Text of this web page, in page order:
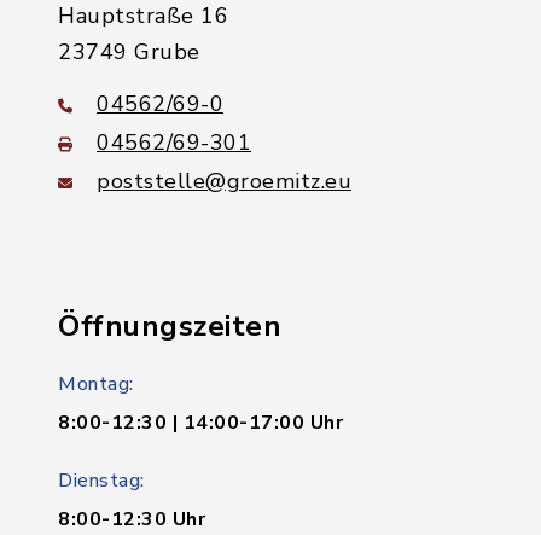
Hauptstraße 16
23749 Grube
04562/69-0
04562/69-301
poststelle@groemitz.eu
Öffnungszeiten
Montag:
8:00-12:30 | 14:00-17:00 Uhr
Dienstag:
8:00-12:30 Uhr